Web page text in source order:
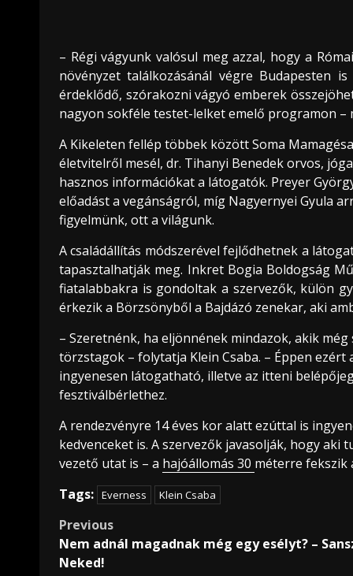
– Régi vágyunk valósul meg azzal, hogy a
növényzet találkozásánál végre Budapesten
érdeklődő, szórakozni vágyó emberek
nagyon sokféle testet-lelket emelő programon –
A Kikeleten fellép többek között Soma
életvitelről mesél, dr. Tihanyi Benedek orvos,
hasznos információkat a látogatók. Preyer
előadást a vegánságról, míg Nagyernyei Gyula
figyelmünk, ott a világunk.
A családállítás módszerével fejlődhetnek a
tapasztalhatják meg. Inkret Bogia Boldogság
fiatalabbakra is gondoltak a szervezők, külön
érkezik a Börzsönyből a Bajdázó zenekar, aki
– Szeretnénk, ha eljönnének mindazok, akik
törzstagok – folytatja Klein Csaba. – Éppen
ingyenesen látogatható, illetve az itteni
fesztiválbérlethez.
A rendezvényre 14 éves kor alatt ezúttal is
kedvenceket is. A szervezők javasolják, hogy aki
vezető utat is – a hajóállomás 30 méterre fekszik
Tags: Everness Klein Csaba
Post
navigation
Previous
Nem adnál magadnak még egy esélyt? –
Neked!